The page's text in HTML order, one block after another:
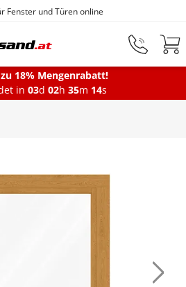
springen
Fenster und Türen online
18% Mengenrabatt!
in 03d 02h 35m 13s